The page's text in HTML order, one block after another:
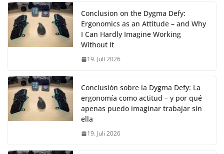
Conclusion on the Dygma Defy:
Ergonomics as an Attitude – and Why
I Can Hardly Imagine Working
Without It
19. Juli 2026
Conclusión sobre la Dygma Defy: La
ergonomía como actitud – y por qué
apenas puedo imaginar trabajar sin
ella
19. Juli 2026